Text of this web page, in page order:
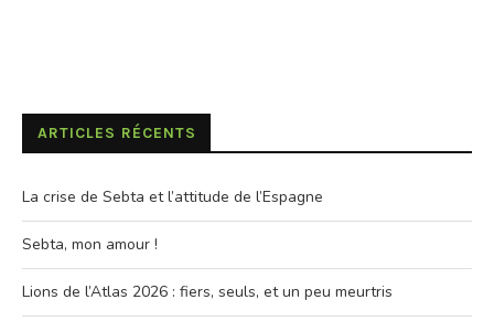
ARTICLES RÉCENTS
La crise de Sebta et l’attitude de l’Espagne
Sebta, mon amour !
Lions de l’Atlas 2026 : fiers, seuls, et un peu meurtris